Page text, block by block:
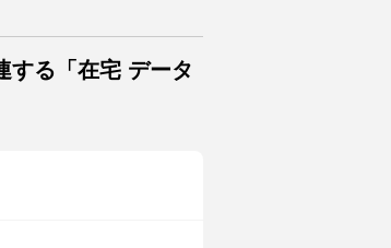
する「在宅 データ